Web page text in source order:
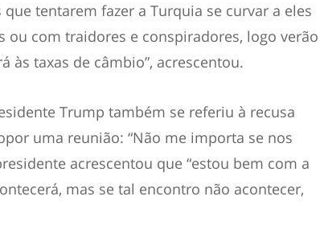
que tentarem fazer a Turquia se curvar a eles
ou com traidores e conspiradores, logo verão
às taxas de câmbio”, acrescentou.
Trump também se referiu à recusa
uma reunião: “Não me importa se nos
acrescentou que “estou bem com a
mas se tal encontro não acontecer,